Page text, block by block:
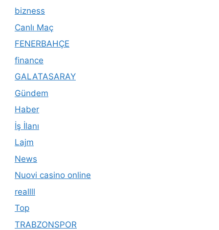
bizness
Canlı Maç
FENERBAHÇE
finance
GALATASARAY
Gündem
Haber
İş İlanı
Lajm
News
Nuovi casino online
reallll
Top
TRABZONSPOR